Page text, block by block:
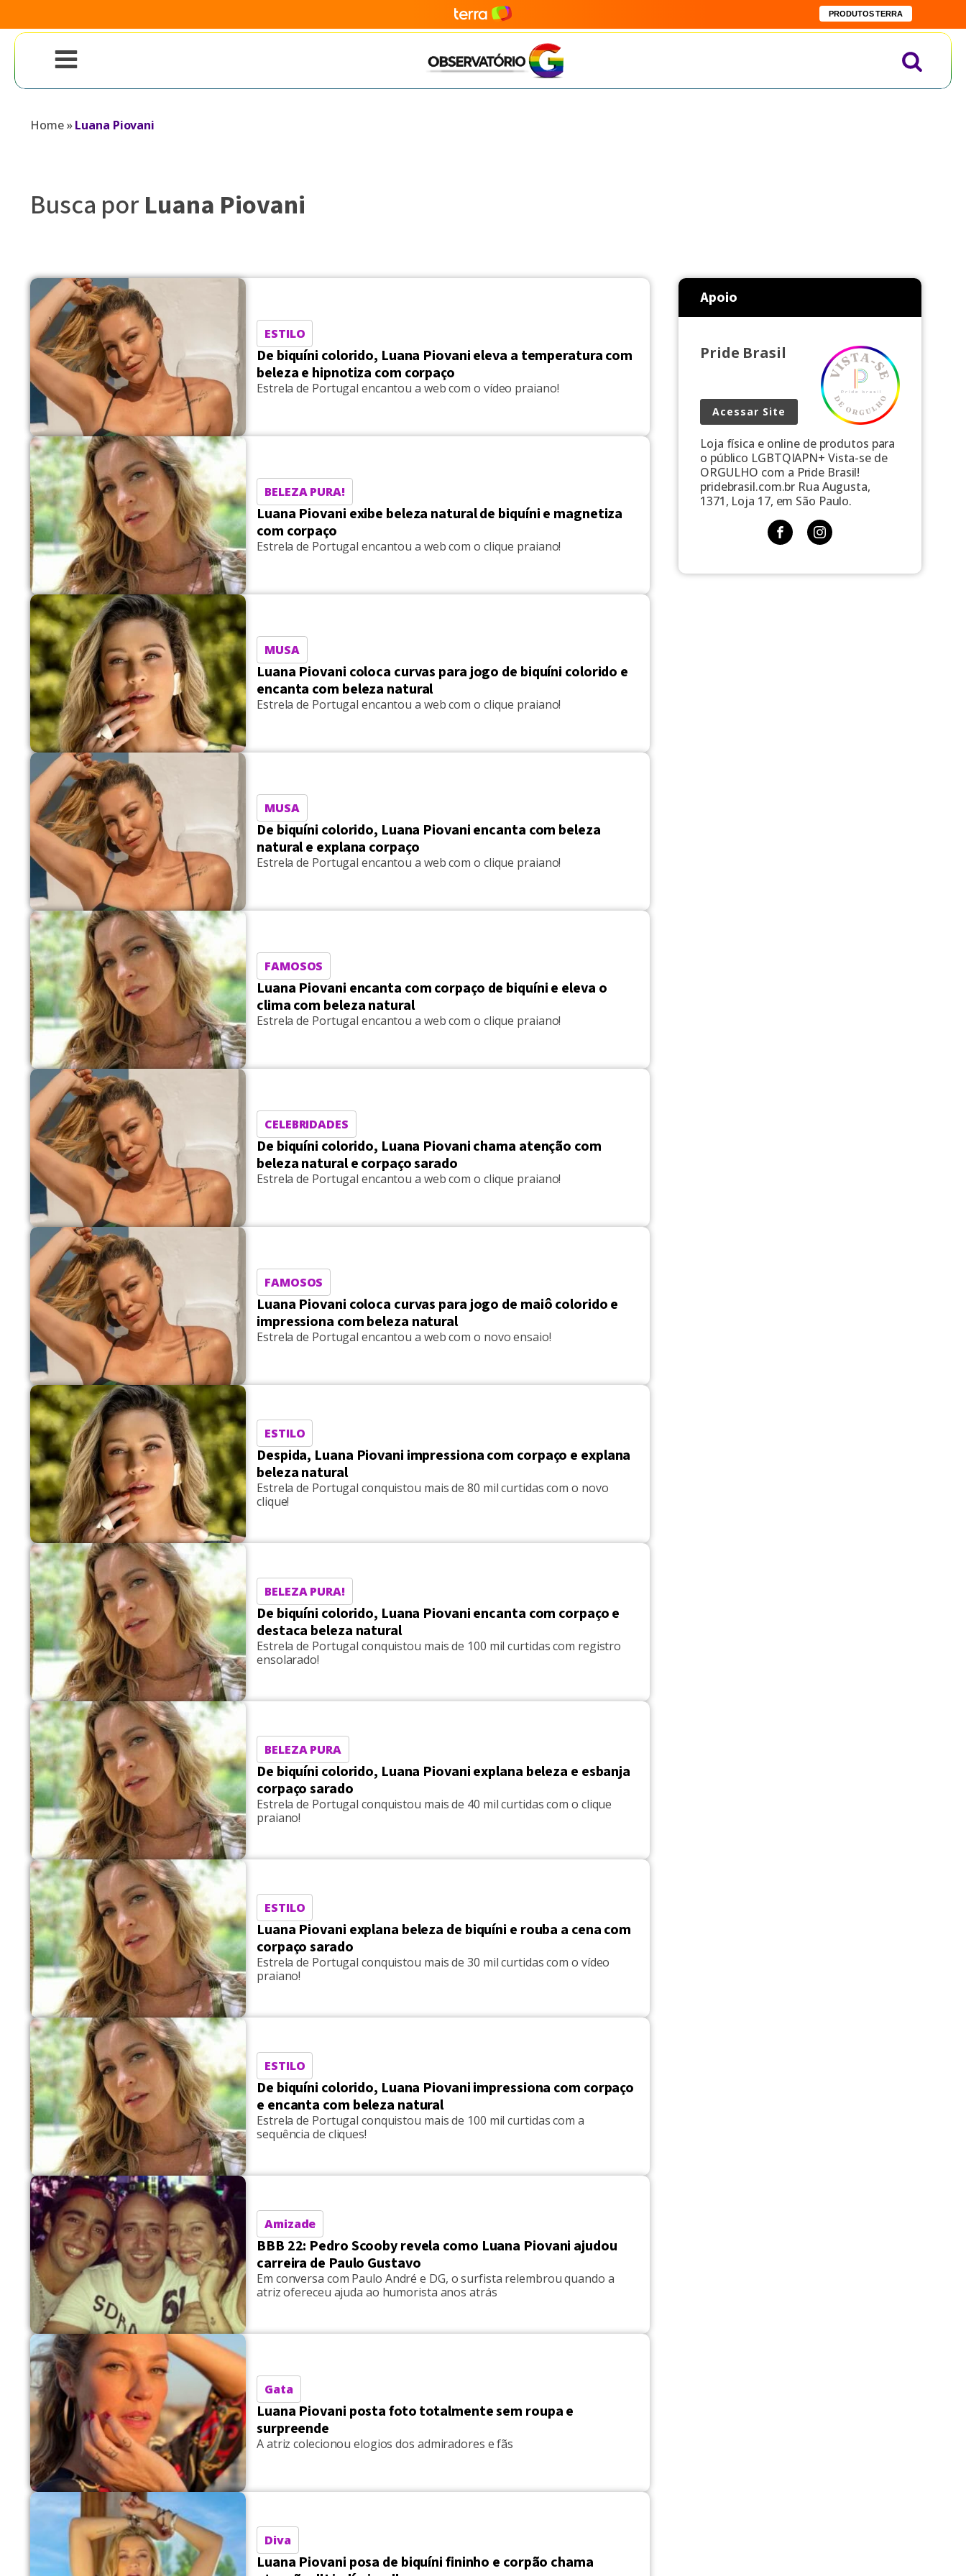
PRODUTOS TERRA
Home»Luana Piovani
Busca porLuana Piovani
ESTILO
De biquíni colorido, Luana Piovani eleva a temperatura com
beleza e hipnotiza com corpaço
Estrela de Portugal encantou a web com o vídeo praiano!
BELEZA PURA!
Luana Piovani exibe beleza natural de biquíni e magnetiza
com corpaço
Estrela de Portugal encantou a web com o clique praiano!
MUSA
Luana Piovani coloca curvas para jogo de biquíni colorido e
encanta com beleza natural
Estrela de Portugal encantou a web com o clique praiano!
MUSA
De biquíni colorido, Luana Piovani encanta com beleza
natural e explana corpaço
Estrela de Portugal encantou a web com o clique praiano!
FAMOSOS
Luana Piovani encanta com corpaço de biquíni e eleva o
clima com beleza natural
Estrela de Portugal encantou a web com o clique praiano!
CELEBRIDADES
De biquíni colorido, Luana Piovani chama atenção com
beleza natural e corpaço sarado
Estrela de Portugal encantou a web com o clique praiano!
FAMOSOS
Luana Piovani coloca curvas para jogo de maiô colorido e
impressiona com beleza natural
Estrela de Portugal encantou a web com o novo ensaio!
ESTILO
Despida, Luana Piovani impressiona com corpaço e explana
beleza natural
Estrela de Portugal conquistou mais de 80 mil curtidas com o novo
clique!
BELEZA PURA!
De biquíni colorido, Luana Piovani encanta com corpaço e
destaca beleza natural
Estrela de Portugal conquistou mais de 100 mil curtidas com registro
ensolarado!
BELEZA PURA
De biquíni colorido, Luana Piovani explana beleza e esbanja
corpaço sarado
Estrela de Portugal conquistou mais de 40 mil curtidas com o clique
praiano!
ESTILO
Luana Piovani explana beleza de biquíni e rouba a cena com
corpaço sarado
Estrela de Portugal conquistou mais de 30 mil curtidas com o vídeo
praiano!
ESTILO
De biquíni colorido, Luana Piovani impressiona com corpaço
e encanta com beleza natural
Estrela de Portugal conquistou mais de 100 mil curtidas com a
sequência de cliques!
Amizade
BBB 22: Pedro Scooby revela como Luana Piovani ajudou
carreira de Paulo Gustavo
Em conversa com Paulo André e DG, o surfista relembrou quando a
atriz ofereceu ajuda ao humorista anos atrás
Gata
Luana Piovani posta foto totalmente sem roupa e
surpreende
A atriz colecionou elogios dos admiradores e fãs
Diva
Luana Piovani posa de biquíni fininho e corpão chama
Apoio
Pride Brasil
Acessar Site
Loja física e online de produtos para
o público LGBTQIAPN+ Vista-se de
ORGULHO com a Pride Brasil!
pridebrasil.com.br Rua Augusta,
1371, Loja 17, em São Paulo.